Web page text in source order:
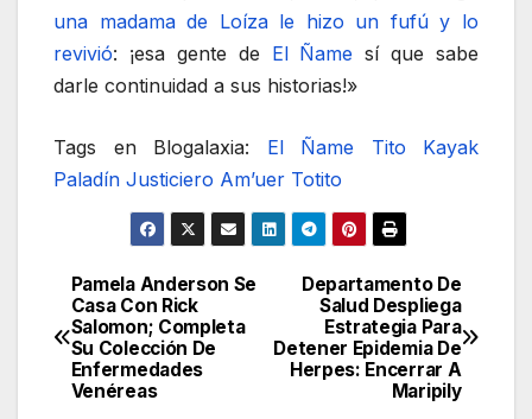
una madama de Loíza le hizo un fufú y lo
revivió: ¡esa gente de El Ñame sí que sabe
darle continuidad a sus historias!»
Tags en Blogalaxia: El Ñame
Tito Kayak
Paladín Justiciero Am’uer Totito
Navegación
de
entradas
Departamento De
Salud Despliega
Estrategia Para
Detener Epidemia De
Herpes: Encerrar A
Maripily
Pamela Anderson Se
Casa Con Rick
Salomon; Completa
Su Colección De
Enfermedades
Venéreas